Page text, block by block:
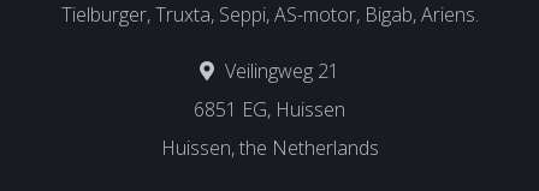
Tielburger, Truxta, Seppi, AS-motor, Bigab, Ariens.
Veilingweg 21
6851 EG, Huissen
Huissen, the Netherlands